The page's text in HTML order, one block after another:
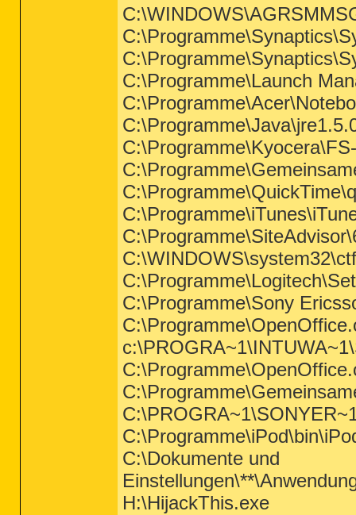
C:\Programme\Launch
C:\Programme\Sony
C:\Dokumente und
H:\HijackThis.exe